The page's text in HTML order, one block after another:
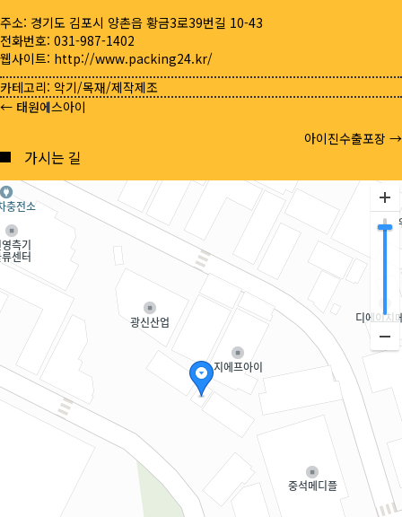
주소: 경기도 김포시 양촌읍 황금3로39번길 10-43
전화번호: 031-987-1402
웹사이트: http://www.packing24.kr/
카테고리: 악기/목재/제작제조
Posts
navigation
← 태원에스아이
아이진수출포장 →
가시는 길